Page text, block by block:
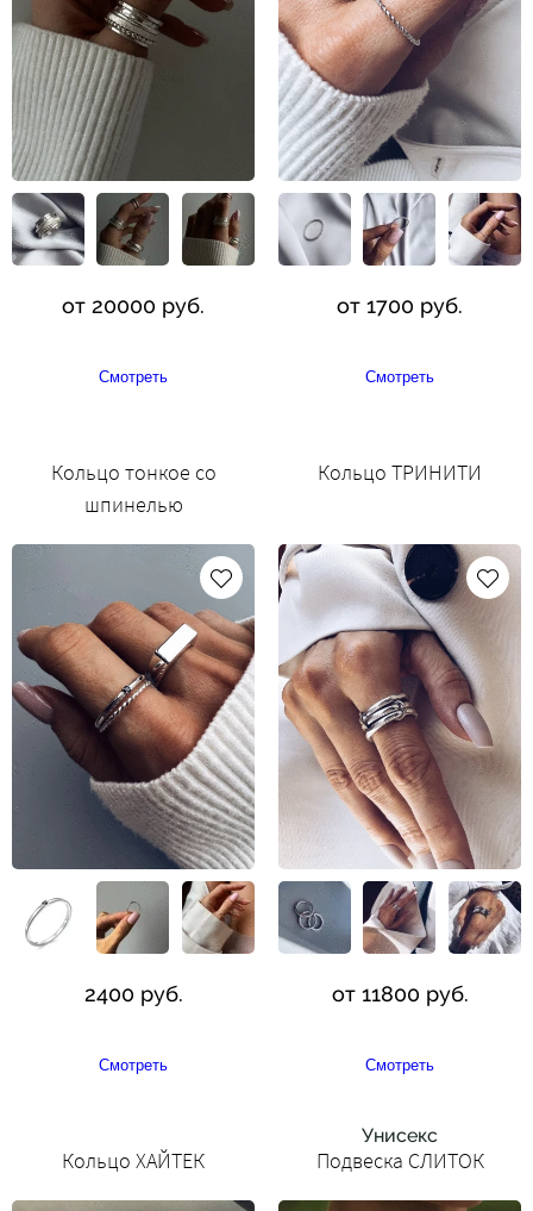
от 20000 руб.
Смотреть
от 1700 руб.
Смотреть
Кольцо тонкое со
шпинелью
2400 руб.
Смотреть
Кольцо ТРИНИТИ
от 11800 руб.
Смотреть
Кольцо ХАЙТЕК
Унисекс
Подвеска СЛИТОК